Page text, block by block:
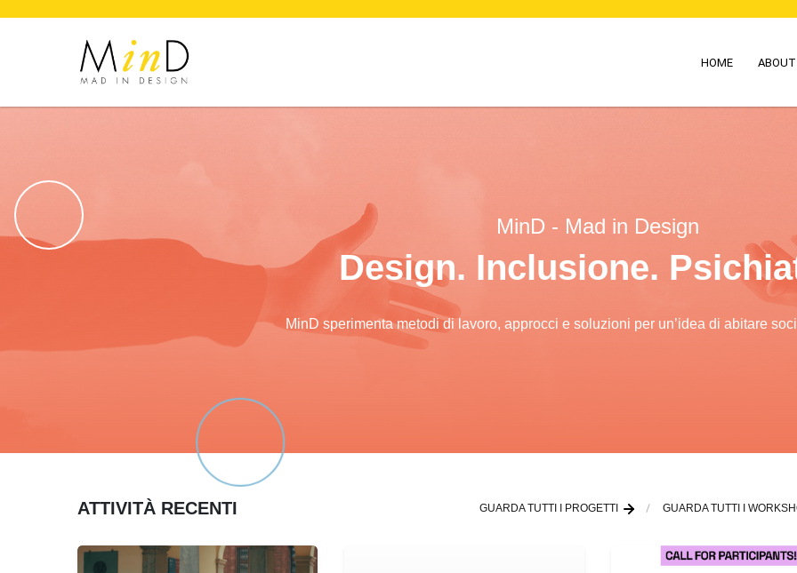
HOME ABOUT
MinD - Mad in Design
Design. Inclusione.
MinD sperimenta metodi di lavoro, approcci e soluzioni per un’idea di abitare
ATTIVITÀ RECENTI GUARDA TUTTI I PROGETTI GUARDA TUTTI I